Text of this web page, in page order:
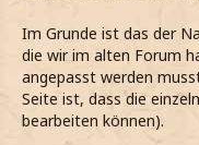
Im Grunde ist das der
die wir im alten Forum
angepasst werden
Seite ist, dass die
bearbeiten können).